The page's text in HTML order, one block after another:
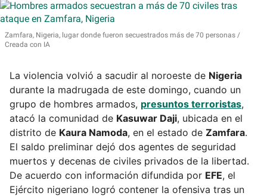
Zamfara, Nigeria, lugar donde fueron secuestrados más de 70 personas
Creada con IA
La violencia volvió a sacudir al noroeste de Nigeria
durante la madrugada de este domingo, cuando un
grupo de hombres armados, presuntos terroristas,
atacó la comunidad de Kasuwar Daji, ubicada en el
distrito de Kaura Namoda, en el estado de Zamfara.
El saldo preliminar dejó dos agentes de seguridad
muertos y decenas de civiles privados de la libertad.
De acuerdo con información difundida por EFE, el
Ejército nigeriano logró contener la ofensiva tras un